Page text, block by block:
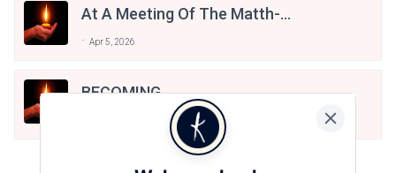
At A Meeting Of The Matth-
Apr 5, 2026
BECOMING....